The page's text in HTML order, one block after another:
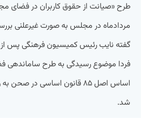
مردادماه در مجلس به صورت غیرعلنی
گفته نایب رئیس کمیسیون فرهنگی پس
فردا موضوع رسیدگی به طرح ساماندهی
اساس اصل ۸۵ قانون اساسی در
شد.